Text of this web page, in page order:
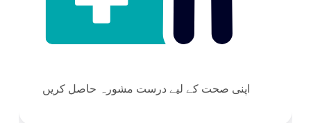
اپنی صحت کے لیے درست مشورہ حاصل کریں